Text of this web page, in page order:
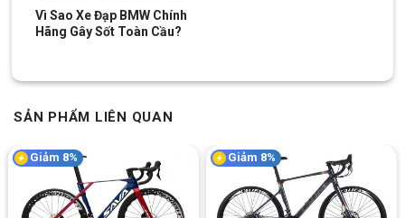
với tốc độ và nhiều địa hình khác nhau.
Xe đạp địa hình MTB Fascino 429 là một mẫu xe địa hình có
hợp lý phù hợp cho học sinh, sinh viên đi học hằng ngày hoặc
cửa hàng Xe Đạp Giá Kho
gần nhất hoặc liên hệhotline 028
9996 5775 để được hưởng những ưu đãi cực sốc và tư vấn tận
tình về “người bạn đồng hành” lý tưởng này nhé.
Vì Sao Xe Đạp BMW Chính
Hãng Gây Sốt Toàn Cầu?
SẢN PHẨM LIÊN QUAN
Giảm 8% Giảm 8%